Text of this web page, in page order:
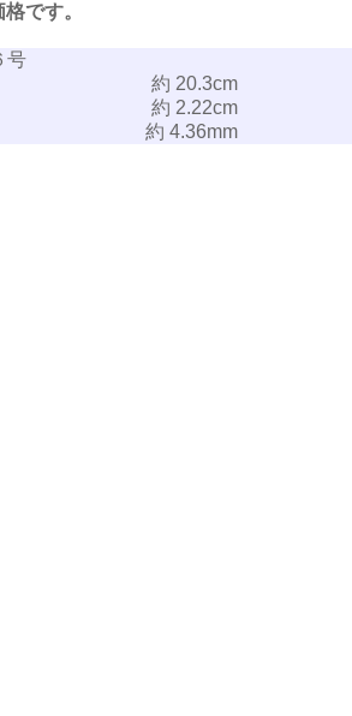
です。
号
約 20.3cm
約 2.22cm
約 4.36mm